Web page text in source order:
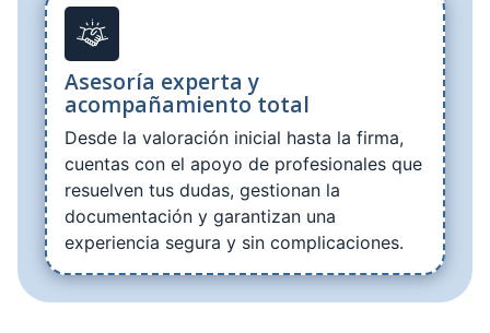
Asesoría experta y
acompañamiento total
Desde la valoración inicial hasta la firma,
cuentas con el apoyo de profesionales que
resuelven tus dudas, gestionan la
documentación y garantizan una
experiencia segura y sin complicaciones.